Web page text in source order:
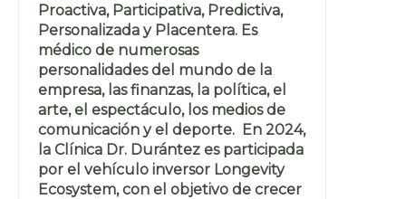
Proactiva, Participativa, Predictiva,
Personalizada y Placentera. Es
médico de numerosas
personalidades del mundo de la
empresa, las finanzas, la política, el
arte, el espectáculo, los medios de
comunicación y el deporte. En 2024,
la Clínica Dr. Durántez es participada
por el vehículo inversor Longevity
Ecosystem, con el objetivo de crecer